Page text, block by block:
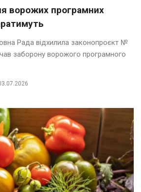
ворожих програмних
Рада відхилила законопроєкт №
заборону ворожого програмного